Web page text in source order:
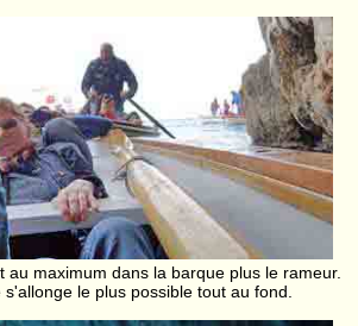
au maximum dans la barque plus le rameur.
s'allonge le plus possible tout au fond.